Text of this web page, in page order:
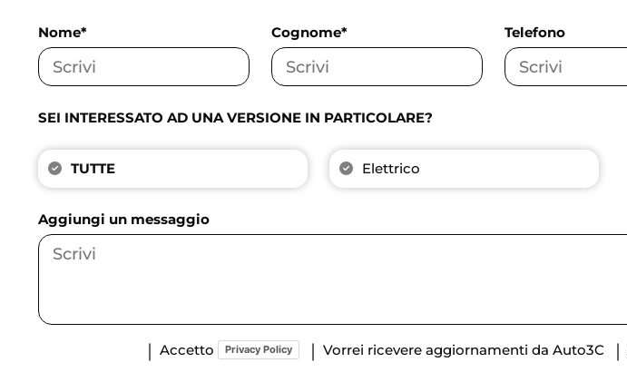
Nome* Cognome* Telefono
SEI INTERESSATO AD UNA VERSIONE IN PARTICOLARE?
TUTTE Elettrico
Aggiungi un messaggio
Accetto Privacy Policy Vorrei ricevere aggiornamenti da Auto3C